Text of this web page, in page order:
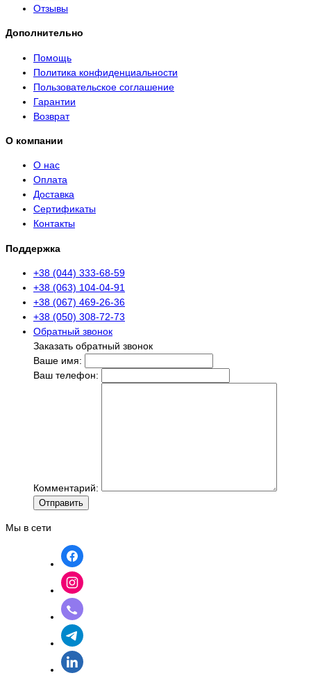
Отзывы
Дополнительно
Помощь
Политика конфиденциальности
Пользовательское соглашение
Гарантии
Возврат
О компании
О нас
Оплата
Доставка
Сертификаты
Контакты
Поддержка
+38 (044) 333-68-59
+38 (063) 104-04-91
+38 (067) 469-26-36
+38 (050) 308-72-73
Обратный звонок
Заказать обратный звонок
Ваше имя:
Ваш телефон:
Комментарий:
Отправить
Мы в сети